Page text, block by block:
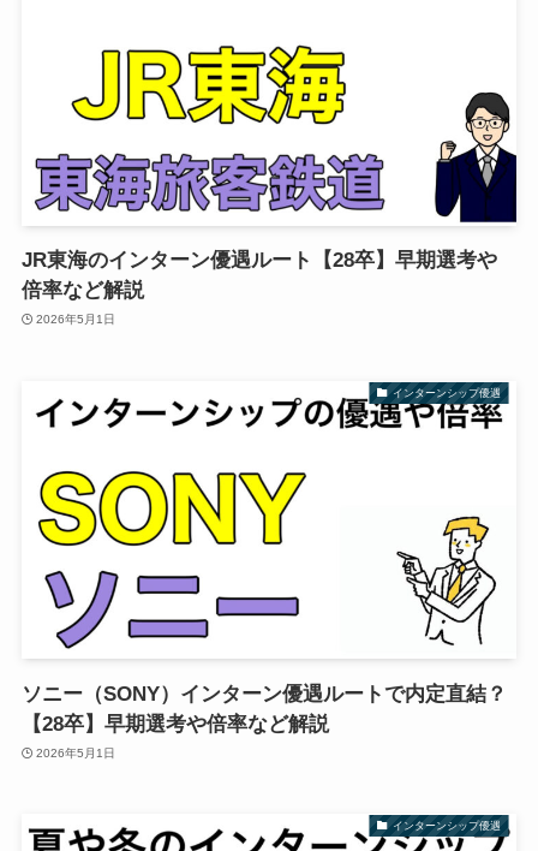
JR東海のインターン優遇ルート【28卒】早期選考や
倍率など解説
2026年5月1日
インターンシップ優遇
ソニー（SONY）インターン優遇ルートで内定直結？
【28卒】早期選考や倍率など解説
2026年5月1日
インターンシップ優遇